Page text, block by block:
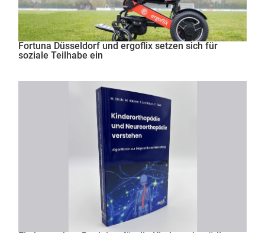
Fortuna Düsseldorf und ergoflix setzen sich für
soziale Teilhabe ein